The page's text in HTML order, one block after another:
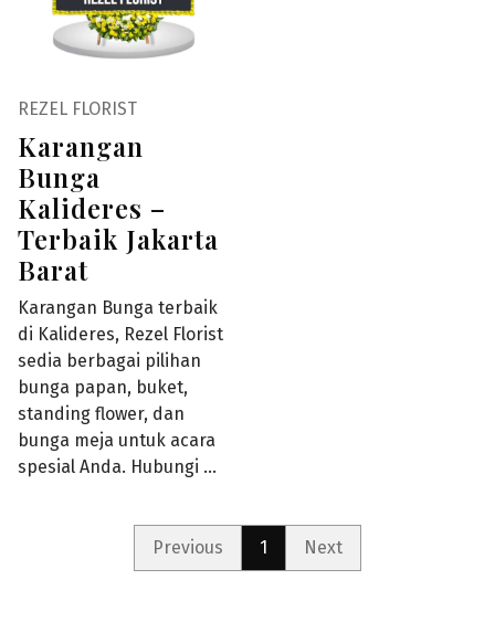
REZEL FLORIST
Karangan
Bunga
Kalideres –
Terbaik Jakarta
Barat
Karangan Bunga terbaik
di Kalideres, Rezel Florist
sedia berbagai pilihan
bunga papan, buket,
standing flower, dan
bunga meja untuk acara
spesial Anda. Hubungi …
Previous 1 Next